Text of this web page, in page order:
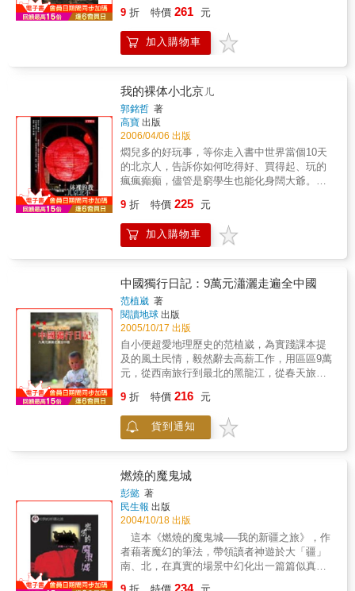
飯糰》和《上海飯糰》、《法國飯糰》勾引無
限食慾，《張國立+趙薇的北京飯糰》終於在眾
多讀者千呼萬喚之中美味登場。這一回合，張
食PK大戰：要解「全聚德到底好不好吃」之
謎、教你吃烤鴨的三部曲，評比平民小吃炸醬
麵，尋找至鮮至美、湯頭比雪碧還清澈的涮羊
肉，在老胡同裡挖掘令人驚豔的餐廳……吃飽
了，拍拍滿足的肚皮，老張秀出壓箱寶、扮風
雅，帶你走一圈可以長見識的北京訪古路線。
除了鳥巢、水立方，別忘了北京還有滿坑滿谷
內行的台灣人在北京都玩些什麼、吃些什麼：
受的——騎腳踏車逛北京城的最美路徑、有吃
到飽歡樂吧的按摩店、到內蒙古草原騎馬幻想
自己是大漠兒女……就算多了鳥巢和水立方，
北京依然是北京。吃喝玩樂樣樣來，體會一下
天子腳下小老百姓的生活吧！ ★吃在北京＊烤
鴨的南北戰爭張國立：那天我吃得渾身酥軟，
肚皮鼓脹。不管會不會得罪人，會不會下次去
北京被廚師下藥，我最愛的是：XX德和X董！
趙薇：不到長城非好漢，不吃烤鴨真遺憾。四
個要求：皮脆、肉嫩、現場片鴨、薄餅夠勁，
才是夢幻烤鴨！鴨肉不熱，柴而無味——失敗
中的失敗！餅皮不夠好——還是失敗！ ＊最道
地的老北京小吃 張國立：好吃莫過於餃子，舒
服莫過於躺著。水餃要皮薄肉細，和十八歲的
小姑娘一樣。炸醬麵呢，沒有北京共識，大家
要挑戰你的胃，都試試ㄅㄟ！＊天下第一嫩：
肉中之肉小肥羊趙薇：是誰說我是歪嘴雞的？
人家北京人吃涮羊肉家家有家家的規矩。上等
肉片的標準是「形如紙、薄如帕，還可透過看
報紙」。新鮮羊肉切成薄片，在鍋裡來回涮兩
下，沾一點腐乳醬馬上入口，哎呀！那肉嫩的
比舌頭還軟。我這自以為挑剔的嘴，離開北京
等。最難得的是因應北京奧運的到來，北京正
巢」、「水立方」、「折扇」等一幢幢別具特
色的建築物介紹，為古色古香的北京帶起一股
時尚的炫風，還有奧運場館周邊吃喝玩樂大搜
地，要讓您在「新光天地」、「世貿天階」、
「北京歡樂谷」等地玩到翻過去。 《搜索
北京》簡體版在2008年1月進行全新改版，新增
了北京奧運特輯。最新版本的《搜索北京》搜
羅了古都北京的傳統舊風采以及北京奧運的現
代風情，北京的面貌將全面且完整的一次呈現
給您。賽尚圖文以最快的速度，同步獨家引進
北京街市的新舊風情、北京奧運的玩樂資訊，
所有最獨家、最完整的資訊都在賽尚獨家出版
的「食味文學 品城系列03 《搜索北京》」。
純粹的境界…… 不出陽關，不覺天地之悠遠 不
到新疆，不知中國之遼闊 沙漠的背後究竟是什
麼？最西的天使究竟在哪裡？ 新疆有全中國最
壯麗的高原、雪山、湖泊。 這些，都只是新疆
吸引人的其中部分。 說人，那歷史承載的神秘
面紗，古樸的老城面貌，豪邁好客的塞外民
族； 說景，那綺麗萬千的天地色彩，如纖波列
的細沙，日落餘暉不盡的長河； 說物，那粗曠
飲食與甜美瓜果：過油拌麵配大盤雞，餐後再
剖大紅西瓜。 在眼裡、心底，在鏡頭下的最
西，閃耀著無比風華，令人凝視、況味，久久
無法忘懷。 新疆中國之最 ．面積最大的省區
最多的省區 ．鄰國最多、邊境線最長的省區 ．
最低的陸地 ．最長的內陸河 ．最大的內陸盆地
．最大的內陸淡水湖 ．最大的自然保護區 ．最
大的天然胡楊林 ．最大的冰川 ．最深的凍土層
．最多晴天的地方 ．最長的地下灌溉系統 ．最
早的石窟寺
9 折 特價 261 元
加入購物車
我的裸体小北京ㄦ
郭銘哲 著
高寶 出版
2006/04/06 出版
燜兒多的好玩事，等你走入書中世界當個10天
的北京人，告訴你如何吃得好、買得起、玩的
瘋瘋癲癲，儘管是窮學生也能化身闊大爺。不
的文化古蹟饗宴！不要以為，她只是專家學者
嘴邊一個莊嚴雄偉的冰冷宮殿！隨著2008北京
奧運的到來，她正用一種耀眼姿態，慢慢醞釀
体小北京ㄦ的風花雪月，大腳踏進，這個背包
客心目中的夢幻遊樂園。
9 折 特價 225 元
加入購物車
中國獨行日記：9萬元瀟灑走遍全中國
范植崴 著
閱讀地球 出版
2005/10/17 出版
自小便超愛地理歷史的范植崴，為實踐課本提
及的風土民情，毅然辭去高薪工作，用區區9萬
元，從西南旅行到最北的黑龍江，從春天旅行
可知的隨機性與趣味性。從本書可以看到他如
何想盡辦法錙銖必較，及因而創造的種種意外
樂趣；如何假裝自己是大陸人，矇混當地人的
下美好記憶……以及種種可怕的、驚險的、感
人的、好笑的、溫馨的難忘經歷，絕對是獨一
無二的路線風光。如果你正在「準備」實現夢
想，或者對大陸內地有一定程度的好奇，那麼
千萬別錯過這本真實有趣的《中國獨行日
記》！
9 折 特價 216 元
貨到通知
燃燒的魔鬼城
彭懿 著
民生報 出版
2004/10/18 出版
這本《燃燒的魔鬼城──我的新疆之旅》，作
者藉著魔幻的筆法，帶領讀者神遊於大「疆」
南、北，在真實的場景中幻化出一篇篇似真似